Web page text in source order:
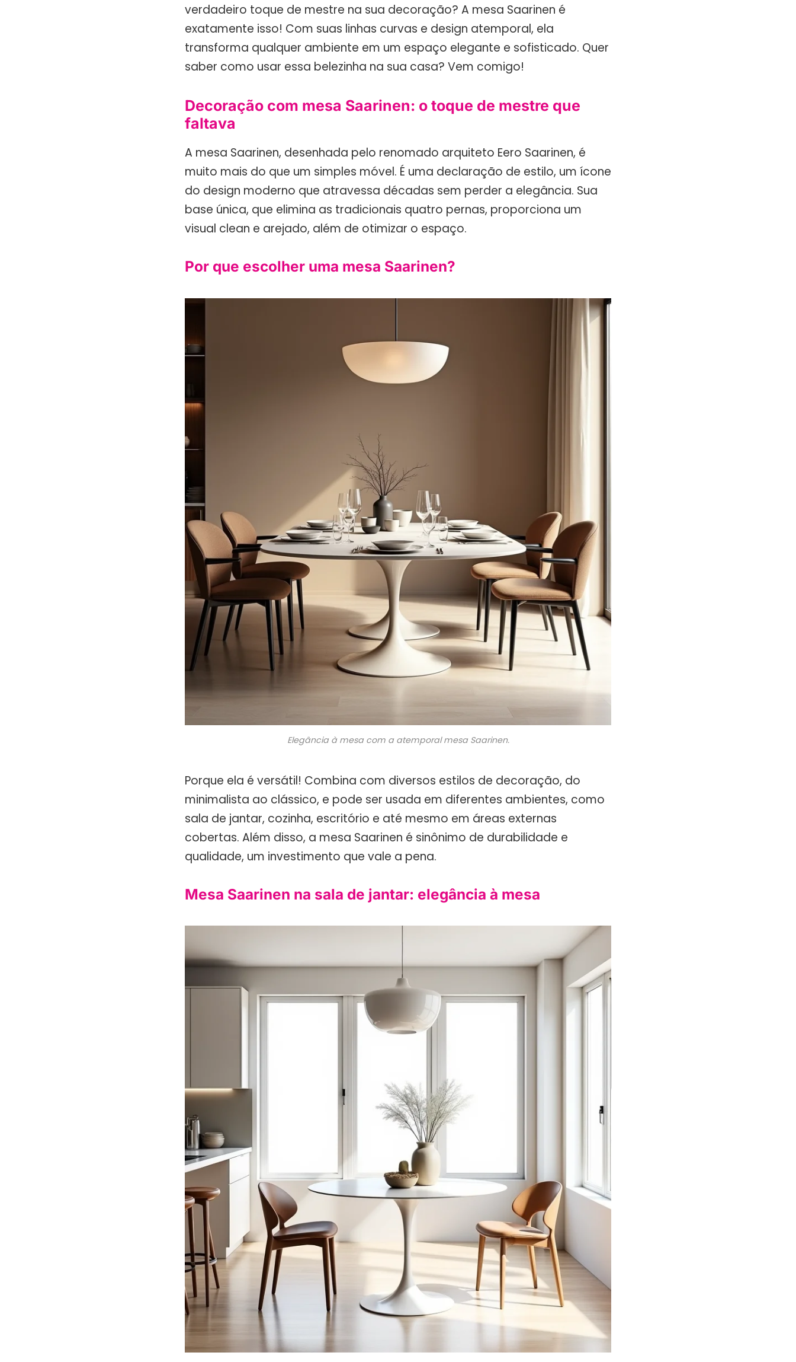
verdadeiro toque de mestre na sua decoração? A mesa Saarinen é
exatamente isso! Com suas linhas curvas e design atemporal, ela
transforma qualquer ambiente em um espaço elegante e sofisticado. Quer
saber como usar essa belezinha na sua casa? Vem comigo!
Decoração com mesa Saarinen: o toque de mestre que
faltava
A mesa Saarinen, desenhada pelo renomado arquiteto Eero Saarinen, é
muito mais do que um simples móvel. É uma declaração de estilo, um ícone
do design moderno que atravessa décadas sem perder a elegância. Sua
base única, que elimina as tradicionais quatro pernas, proporciona um
visual clean e arejado, além de otimizar o espaço.
Por que escolher uma mesa Saarinen?
Elegância à mesa com a atemporal mesa Saarinen.
Porque ela é versátil! Combina com diversos estilos de decoração, do
minimalista ao clássico, e pode ser usada em diferentes ambientes, como
sala de jantar, cozinha, escritório e até mesmo em áreas externas
cobertas. Além disso, a mesa Saarinen é sinônimo de durabilidade e
qualidade, um investimento que vale a pena.
Mesa Saarinen na sala de jantar: elegância à mesa